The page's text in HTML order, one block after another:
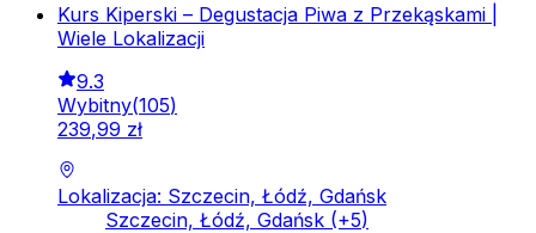
Kurs Kiperski – Degustacja Piwa z Przekąskami |
Wiele Lokalizacji
9.3
Wybitny(105)
239,99 zł
Lokalizacja: Szczecin, Łódź, Gdańsk
Szczecin, Łódź, Gdańsk (+5)